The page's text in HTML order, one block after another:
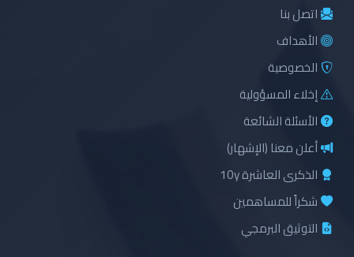
اتصل بنا
الأهداف
الخصوصية
إخلاء المسؤولية
الأسئلة الشائعة
أعلن معنا (الإشهار)
الذكرى العاشرة 10y
شكراً للمساهمين
التوثيق البرمجي